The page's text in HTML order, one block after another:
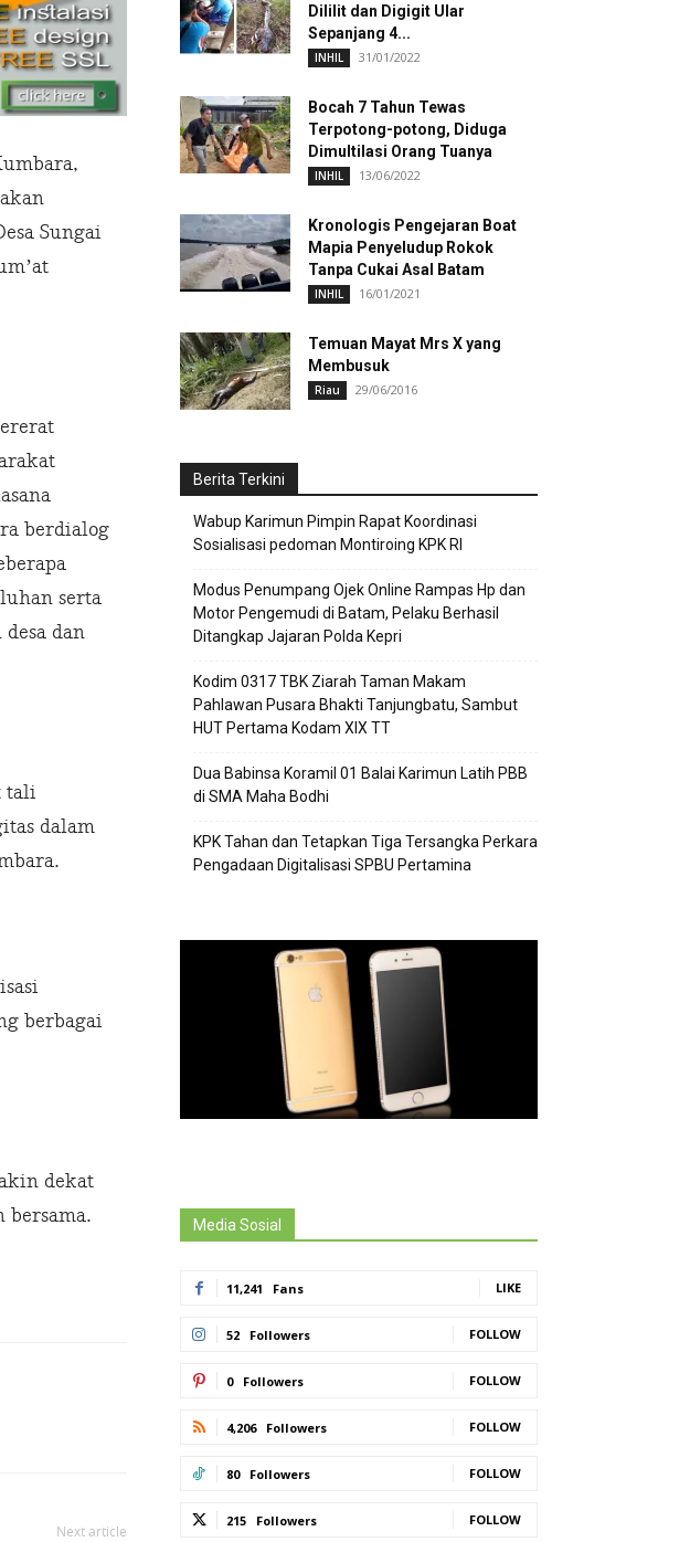
Sungai
berdialog
serta
dan
tali
dalam
berbagai
dekat
Next article
Dililit dan Digigit Ular
Sepanjang 4...
INHIL 31/01/2022
Bocah 7 Tahun Tewas
Terpotong-potong, Diduga
Dimultilasi Orang Tuanya
INHIL 13/06/2022
Kronologis Pengejaran Boat
Mapia Penyeludup Rokok
Tanpa Cukai Asal Batam
INHIL 16/01/2021
Temuan Mayat Mrs X yang
Membusuk
Riau 29/06/2016
Berita Terkini
Wabup Karimun Pimpin Rapat Koordinasi
Sosialisasi pedoman Montiroing KPK RI
Modus Penumpang Ojek Online Rampas Hp dan
Motor Pengemudi di Batam, Pelaku Berhasil
Ditangkap Jajaran Polda Kepri
Kodim 0317 TBK Ziarah Taman Makam
Pahlawan Pusara Bhakti Tanjungbatu, Sambut
HUT Pertama Kodam XIX TT
Dua Babinsa Koramil 01 Balai Karimun Latih PBB
di SMA Maha Bodhi
KPK Tahan dan Tetapkan Tiga Tersangka Perkara
Pengadaan Digitalisasi SPBU Pertamina
Media Sosial
11,241 Fans LIKE
52 Followers FOLLOW
0 Followers FOLLOW
4,206 Followers FOLLOW
80 Followers FOLLOW
215 Followers FOLLOW